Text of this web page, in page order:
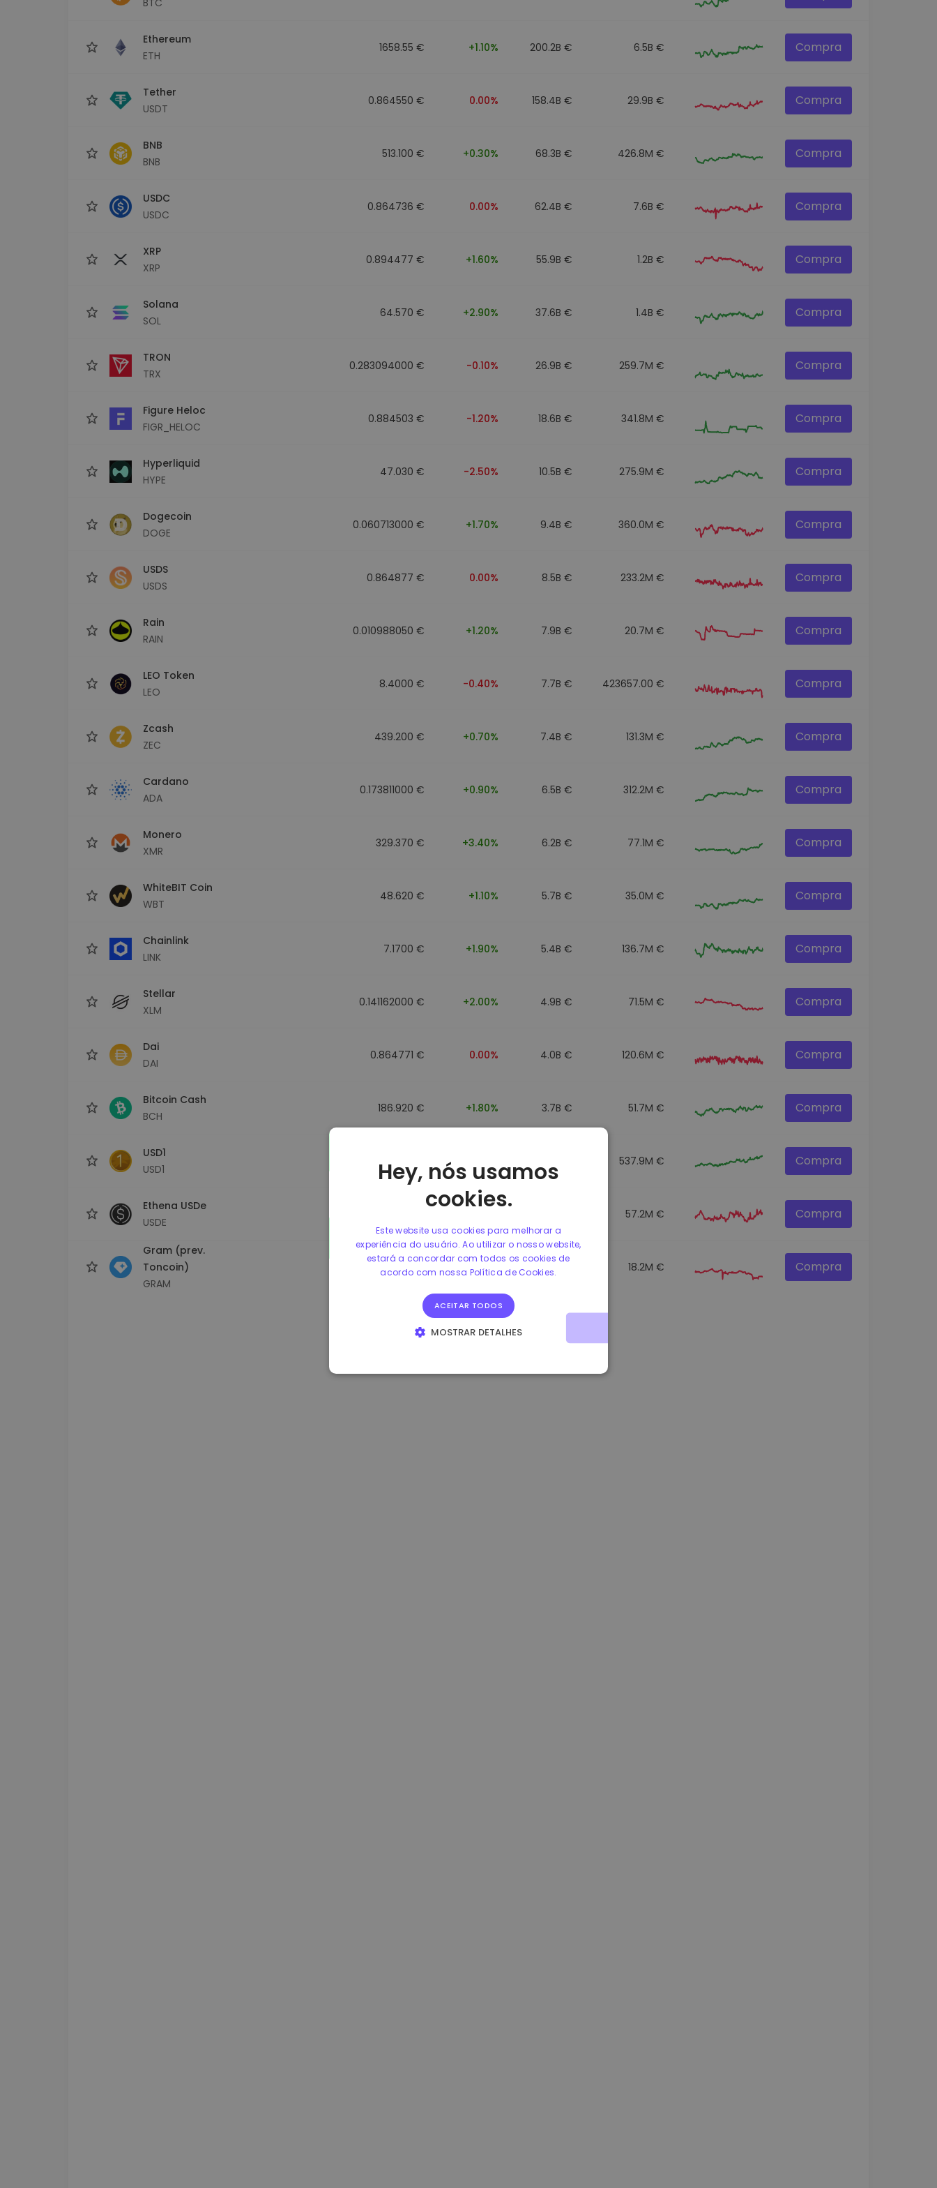
Ethereum
ETH
1658.55 € +1.10% 200.2B € 6.5B € Compra
Tether
USDT
0.864550 € 0.00% 158.4B € 29.9B € Compra
BNB
BNB
513.100 € +0.30% 68.3B € 426.8M € Compra
USDC
USDC
0.864736 € 0.00% 62.4B € 7.6B € Compra
XRP
XRP
0.894477 € +1.60% 55.9B € 1.2B € Compra
Solana
SOL
64.570 € +2.90% 37.6B € 1.4B € Compra
TRON
TRX
0.283094000 € -0.10% 26.9B € 259.7M € Compra
Figure Heloc
FIGR_HELOC
0.884503 € -1.20% 18.6B € 341.8M € Compra
Hyperliquid
HYPE
47.030 € -2.50% 10.5B € 275.9M € Compra
Dogecoin
DOGE
0.060713000 € +1.70% 9.4B € 360.0M € Compra
USDS
USDS
0.864877 € 0.00% 8.5B € 233.2M € Compra
Rain
RAIN
0.010988050 € +1.20% 7.9B € 20.7M € Compra
LEO Token
LEO
8.4000 € -0.40% 7.7B € 423657.00 € Compra
Zcash
ZEC
439.200 € +0.70% 7.4B € 131.3M € Compra
Cardano
ADA
0.173811000 € +0.90% 6.5B € 312.2M € Compra
Monero
XMR
329.370 € +3.40% 6.2B € 77.1M € Compra
WhiteBIT Coin
WBT
48.620 € +1.10% 5.7B € 35.0M € Compra
Chainlink
LINK
7.1700 € +1.90% 5.4B € 136.7M € Compra
Stellar
XLM
0.141162000 € +2.00% 4.9B € 71.5M € Compra
Dai
DAI
0.864771 € 0.00% 4.0B € 120.6M € Compra
Bitcoin Cash
BCH
186.920 € +1.80% 3.7B € 51.7M € Compra
USD1
USD1
537.9M € Compra
Ethena USDe
USDE
57.2M € Compra
Gram (prev.
Toncoin)
GRAM
1.170000 € +2.60% 3.2B € 18.2M € Compra
Hey, nós usamos
cookies.
Este website usa cookies para melhorar a
experiência do usuário. Ao utilizar o nosso website,
estará a concordar com todos os cookies de
acordo com nossa Política de Cookies.
ACEITAR TODOS
MOSTRAR DETALHES